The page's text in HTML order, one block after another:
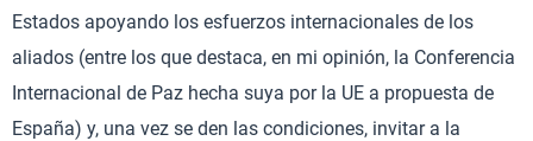
Estados apoyando los esfuerzos internacionales de los
aliados (entre los que destaca, en mi opinión, la Conferencia
Internacional de Paz hecha suya por la UE a propuesta de
España) y, una vez se den las condiciones, invitar a la